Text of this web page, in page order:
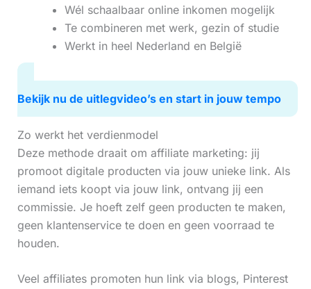
Wél schaalbaar online inkomen mogelijk
Te combineren met werk, gezin of studie
Werkt in heel Nederland en België
Bekijk nu de uitlegvideo’s en start in jouw tempo
Zo werkt het verdienmodel
Deze methode draait om affiliate marketing: jij
promoot digitale producten via jouw unieke link. Als
iemand iets koopt via jouw link, ontvang jij een
commissie. Je hoeft zelf geen producten te maken,
geen klantenservice te doen en geen voorraad te
houden.
Veel affiliates promoten hun link via blogs, Pinterest